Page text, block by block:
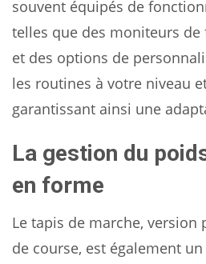
souvent équipés de
telles que des moniteurs
et des options de
les routines à votre niveau
garantissant ainsi une
La gestion du
en forme
Le tapis de marche, version
de course, est également